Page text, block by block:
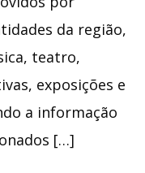
da região,
teatro,
exposições e
a informação
[…]